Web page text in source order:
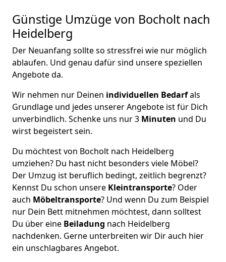
Günstige Umzüge von Bocholt nach
Heidelberg
Der Neuanfang sollte so stressfrei wie nur möglich
ablaufen. Und genau dafür sind unsere speziellen
Angebote da.
Wir nehmen nur Deinen individuellen Bedarfals
Grundlage und jedes unserer Angebote ist für Dich
unverbindlich. Schenke uns nur 3 Minuten und Du
wirst begeistert sein.
Du möchtest von Bocholt nach Heidelberg
umziehen? Du hast nicht besonders viele Möbel?
Der Umzug ist beruflich bedingt, zeitlich begrenzt?
Kennst Du schon unsere Kleintransporte? Oder
auch Möbeltransporte? Und wenn Du zum Beispiel
nur Dein Bett mitnehmen möchtest, dann solltest
Du über eine Beiladung nach Heidelberg
nachdenken. Gerne unterbreiten wir Dir auch hier
ein unschlagbares Angebot.